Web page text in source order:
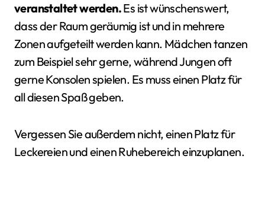
veranstaltet werden.Es ist wünschenswert,
dass der Raum geräumig ist und in mehrere
Zonen aufgeteilt werden kann. Mädchen tanzen
zum Beispiel sehr gerne, während Jungen oft
gerne Konsolen spielen. Es muss einen Platz für
all diesen Spaß geben.
Vergessen Sie außerdem nicht, einen Platz für
Leckereien und einen Ruhebereich einzuplanen.